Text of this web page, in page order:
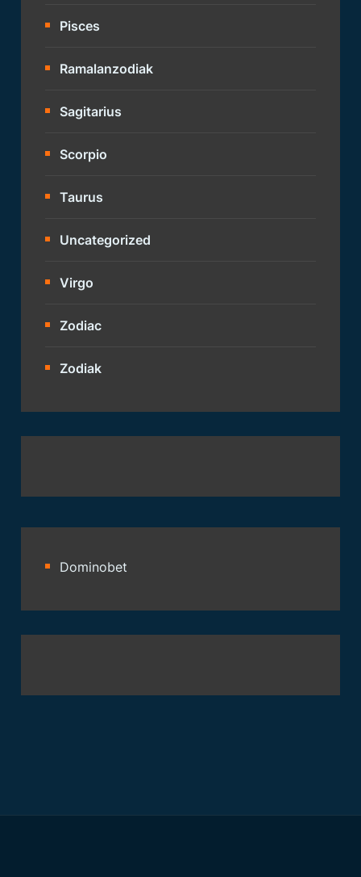
Pisces
Ramalanzodiak
Sagitarius
Scorpio
Taurus
Uncategorized
Virgo
Zodiac
Zodiak
Dominobet